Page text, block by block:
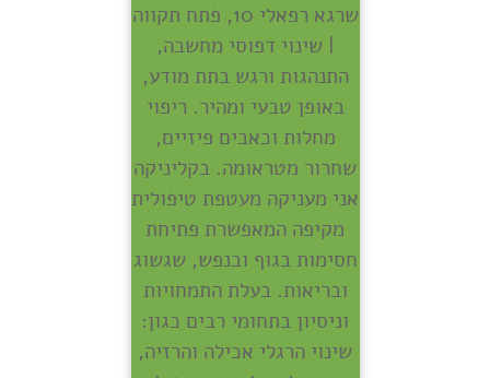
שרגא רפאלי 10, פתח תקווה
| שינוי דפוסי מחשבה,
התנהגות ורגש בתת מודע,
באופן טבעי ומהיר. ריפוי
מחלות וכאבים פיזיים,
שחרור מטראומה. בקליניקה
אני מעניקה מעטפת טיפולית
מקיפה המאפשרת פתיחת
חסימות בגוף ובנפש, שגשוג
ובריאות. בעלת התמחויות
וניסיון בתחומי רבים כגון:
שינוי הרגלי אכילה והרזיה,